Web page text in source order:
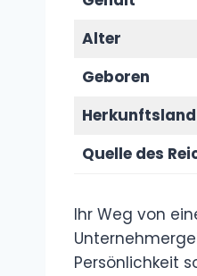
Alter
Geboren
Herkunftsland
Quelle des
Ihr Weg von
Persönlichkeit